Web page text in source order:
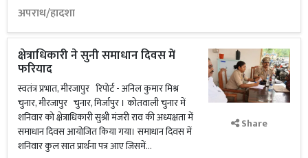
अपराध/हादशा
क्षेत्राधिकारी ने सुनी समाधान दिवस में
फरियाद
स्वतंत्र प्रभात, मीरजापुर रिपोर्ट - अनिल कुमार मिश्र
चुनार, मीरजापुर चुनार, मिर्जापुर । कोतवाली चुनार में
शनिवार को क्षेत्राधिकारी सुश्री मंजरी राव की अध्यक्षता में
समाधान दिवस आयोजित किया गया। समाधान दिवस में
शनिवार कुल सात प्रार्थना पत्र आए जिसमें...
Share